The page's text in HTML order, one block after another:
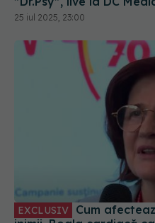
25 iul 2025, 23:00
EXCLUSIV Cum afectează hormonii sănătatea
inimii. Boala cardiacă